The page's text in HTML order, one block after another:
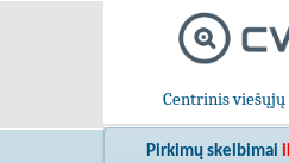
Centrinis
Pirkimų skelbimai